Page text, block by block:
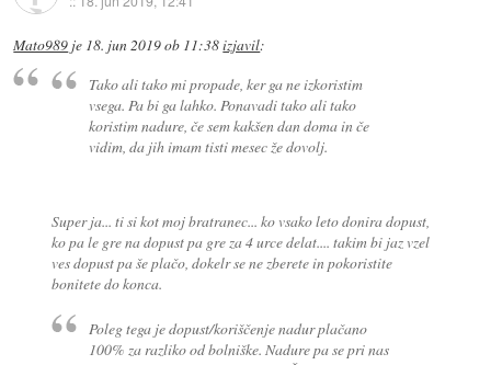
Mato989 je 18. jun 2019 ob 11:38izjavil:
Tako ali tako mi propade, ker ga ne izkoristim
vsega. Pa bi ga lahko. Ponavadi tako ali tako
koristim nadure, če sem kakšen dan doma in če
vidim, da jih imam tisti mesec že dovolj.
Super ja... ti si kot moj bratranec... ko vsako leto donira dopust,
ko pa le gre na dopust pa gre za 4 urce delat.... takim bi jaz vzel
ves dopust pa še plačo, dokelr se ne zberete in pokoristite
bonitete do konca.
Poleg tega je dopust/koriščenje nadur plačano
100% za razliko od bolniške. Nadure pa se pri nas